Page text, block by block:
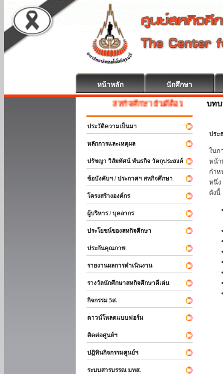
หน้าหลัก นักศึกษา
สหกิจศึกษา ยินดีต้อนรับ
ประวัติความเป็นมา
หลักการและเหตุผล
ปรัชญา วิสัยทัศน์ พันธกิจ วัตถุประสงค์
ข้อบังคับฯ / ประกาศฯ สหกิจศึกษา
โครงสร้างองค์กร
ผู้บริหาร / บุคลากร
ประโยชน์ของสหกิจศึกษา
ประกันคุณภาพ
รายงานผลการดำเนินงาน
รางวัลนักศึกษาสหกิจศึกษาดีเด่น
กิจกรรม 5ส.
ดาวน์โหลดแบบฟอร์ม
ติดต่อศูนย์ฯ
ปฏิทินกิจกรรมศูนย์ฯ
ระบบสารบรรณ มทส.
บทบ
ประ
ในก
หน้า
กำห
หนึ่ง
ดังนี้